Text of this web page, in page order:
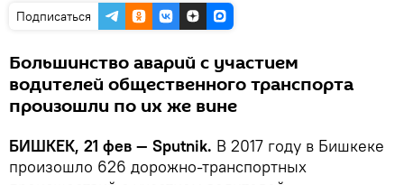
Подписаться
Большинство аварий с участием
водителей общественного транспорта
произошли по их же вине
БИШКЕК, 21 фев — Sputnik. В 2017 году в Бишкеке
произошло 626 дорожно-транспортных